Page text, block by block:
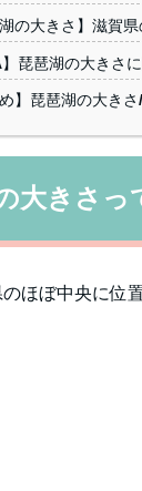
湖の大きさ】滋賀
】琵琶湖の大きさ
め】琵琶湖の大き
大きさっ
ほぼ中央に位